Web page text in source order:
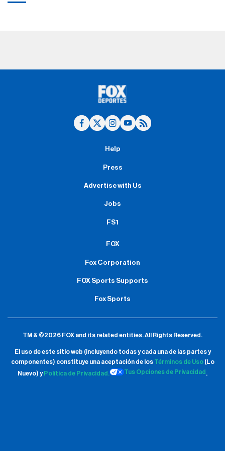
Help
Press
Advertise with Us
Jobs
FS1
FOX
Fox Corporation
FOX Sports Supports
Fox Sports
TM & ©2026 FOX and its related entities.All Rights Reserved.
El uso de este sitio web (incluyendo todas y cada una de las partes y
componentes) constituye una aceptación de los Términos de Uso(Lo
Nuevo) y Política de Privacidad. Tus Opciones de Privacidad .